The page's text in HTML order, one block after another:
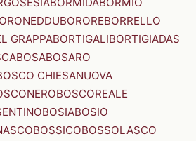
BOROREBORRELLO
GRAPPABORTIGALIBORTIGIADAS
BOSABOSARO
CHIESANUOVA
BOSCOREALE
BOSIABOSIO
BOSSICOBOSSOLASCO